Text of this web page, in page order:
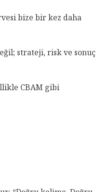
bize bir kez daha
strateji, risk ve sonuç
CBAM gibi